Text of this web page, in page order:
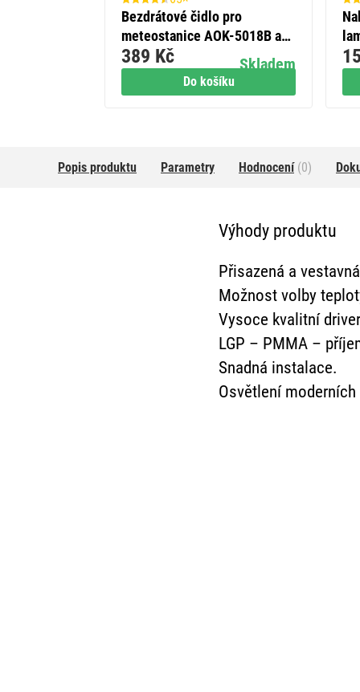
Do košíku
Bezdrátové čidlo pro
meteostanice AOK-5018B a
další
Skladem
389 Kč
Popis produktu Parametry Hodnocení(0)
Výhody produktu
Přisazená a
Možnost volby
Vysoce kvalitní
LGP – PMMA –
Snadná instalace.
Osvětlení